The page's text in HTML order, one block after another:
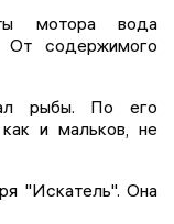
мотора вода
От содержимого
рыбы. По его
и мальков, не
"Искатель". Она